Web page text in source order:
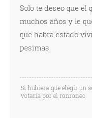
Solo te deseo que el
muchos años y le
que habra estado
pesimas.
Si hubiera que elegir un
votaría por el ronroneo